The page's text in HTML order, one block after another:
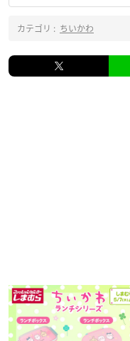
カテゴリ : ちいかわ